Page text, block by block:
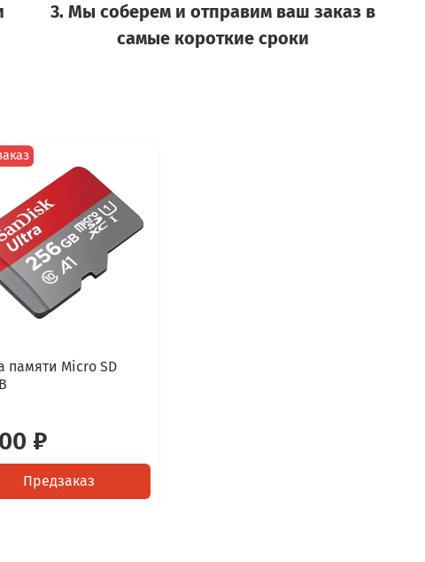
3. Мы соберем и отправим ваш заказ в
самые короткие сроки
памяти Micro SD
₽
Предзаказ